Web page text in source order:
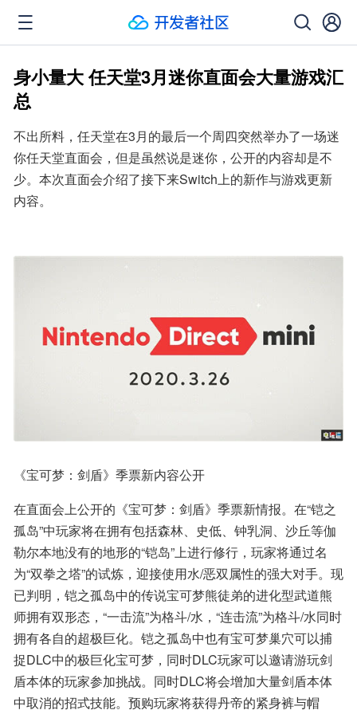
身小量大 任天堂3月迷你直面会大量游戏汇
总
不出所料，任天堂在3月的最后一个周四突然举办了一场迷
你任天堂直面会，但是虽然说是迷你，公开的内容却是不
少。本次直面会介绍了接下来Switch上的新作与游戏更新
内容。
《宝可梦：剑盾》季票新内容公开
在直面会上公开的《宝可梦：剑盾》季票新情报。在“铠之
孤岛”中玩家将在拥有包括森林、史低、钟乳洞、沙丘等伽
勒尔本地没有的地形的“铠岛”上进行修行，玩家将通过名
为“双拳之塔”的试炼，迎接使用水/恶双属性的强大对手。现
已判明，铠之孤岛中的传说宝可梦熊徒弟的进化型武道熊
师拥有双形态，“一击流”为格斗/水，“连击流”为格斗/水同时
拥有各自的超极巨化。铠之孤岛中也有宝可梦巢穴可以捕
捉DLC中的极巨化宝可梦，同时DLC玩家可以邀请游玩剑
盾本体的玩家参加挑战。同时DLC将会增加大量剑盾本体
中取消的招式技能。预购玩家将获得丹帝的紧身裤与帽